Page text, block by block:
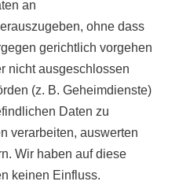
an
ohne dass
gerichtlich vorgehen
nicht ausgeschlossen
(z. B. Geheimdienste)
Daten zu
verarbeiten, auswerten
Wir haben auf diese
keinen Einfluss.